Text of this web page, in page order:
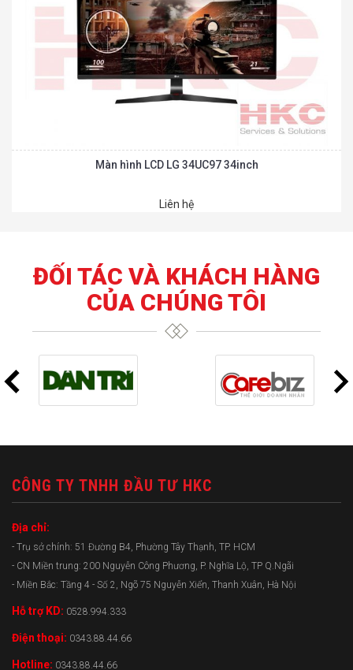
Màn hình LCD LG 34UC97 34inch
Liên hệ
ĐỐI TÁC VÀ KHÁCH HÀNG
CỦA CHÚNG TÔI
CÔNG TY TNHH ĐẦU TƯ HKC
Địa chỉ:
- Trụ sở chính: 51 Đường B4, Phường Tây Thạnh, TP. HCM
- CN Miền trung: 200 Nguyễn Công Phương, P. Nghĩa Lộ, TP Q.Ngãi
- Miền Bắc: Tầng 4 - Số 2, Ngõ 75 Nguyễn Xiển, Thanh Xuân, Hà Nội
Hỗ trợ KD: 0528.994.333
Điện thoại: 0343.88.44.66
Hotline: 0343.88.44.66